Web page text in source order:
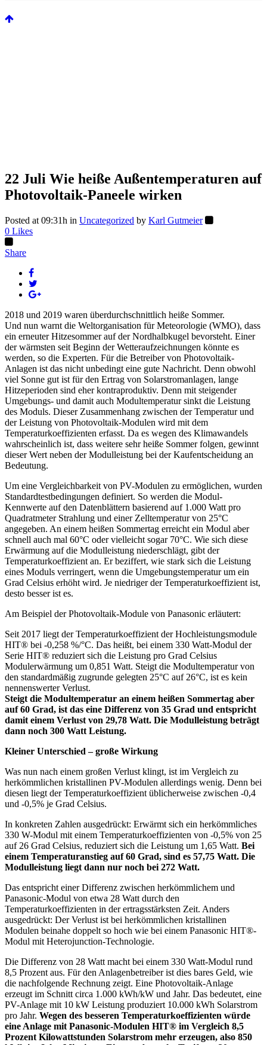
22 Juli Wie heiße Außentemperaturen auf
Photovoltaik-Paneele wirken
Posted at 09:31h in Uncategorized by Karl Gutmeier
0 Likes
Share
2018 und 2019 waren überdurchschnittlich heiße Sommer.
Und nun warnt die Weltorganisation für Meteorologie (WMO), dass
ein erneuter Hitzesommer auf der Nordhalbkugel bevorsteht. Einer
der wärmsten seit Beginn der Wetteraufzeichnungen könnte es
werden, so die Experten. Für die Betreiber von Photovoltaik-
Anlagen ist das nicht unbedingt eine gute Nachricht. Denn obwohl
viel Sonne gut ist für den Ertrag von Solarstromanlagen, lange
Hitzeperioden sind eher kontraproduktiv. Denn mit steigender
Umgebungs- und damit auch Modultemperatur sinkt die Leistung
des Moduls. Dieser Zusammenhang zwischen der Temperatur und
der Leistung von Photovoltaik-Modulen wird mit dem
Temperaturkoeffizienten erfasst. Da es wegen des Klimawandels
wahrscheinlich ist, dass weitere sehr heiße Sommer folgen, gewinnt
dieser Wert neben der Modulleistung bei der Kaufentscheidung an
Bedeutung.
Um eine Vergleichbarkeit von PV-Modulen zu ermöglichen, wurden
Standardtestbedingungen definiert. So werden die Modul-
Kennwerte auf den Datenblättern basierend auf 1.000 Watt pro
Quadratmeter Strahlung und einer Zelltemperatur von 25°C
angegeben. An einem heißen Sommertag erreicht ein Modul aber
schnell auch mal 60°C oder vielleicht sogar 70°C. Wie sich diese
Erwärmung auf die Modulleistung niederschlägt, gibt der
Temperaturkoeffizient an. Er beziffert, wie stark sich die Leistung
eines Moduls verringert, wenn die Umgebungstemperatur um ein
Grad Celsius erhöht wird. Je niedriger der Temperaturkoeffizient ist,
desto besser ist es.
Am Beispiel der Photovoltaik-Module von Panasonic erläutert:
Seit 2017 liegt der Temperaturkoeffizient der Hochleistungsmodule
HIT® bei -0,258 %/°C. Das heißt, bei einem 330 Watt-Modul der
Serie HIT® reduziert sich die Leistung pro Grad Celsius
Modulerwärmung um 0,851 Watt. Steigt die Modultemperatur von
den standardmäßig zugrunde gelegten 25°C auf 26°C, ist es kein
nennenswerter Verlust.
Steigt die Modultemperatur an einem heißen Sommertag aber
auf 60 Grad, ist das eine Differenz von 35 Grad und entspricht
damit einem Verlust von 29,78 Watt. Die Modulleistung beträgt
dann noch 300 Watt Leistung.
Kleiner Unterschied – große Wirkung
Was nun nach einem großen Verlust klingt, ist im Vergleich zu
herkömmlichen kristallinen PV-Modulen allerdings wenig. Denn bei
diesen liegt der Temperaturkoeffizient üblicherweise zwischen -0,4
und -0,5% je Grad Celsius.
In konkreten Zahlen ausgedrückt: Erwärmt sich ein herkömmliches
330 W-Modul mit einem Temperaturkoeffizienten von -0,5% von 25
auf 26 Grad Celsius, reduziert sich die Leistung um 1,65 Watt. Bei
einem Temperaturanstieg auf 60 Grad, sind es 57,75 Watt. Die
Modulleistung liegt dann nur noch bei 272 Watt.
Das entspricht einer Differenz zwischen herkömmlichem und
Panasonic-Modul von etwa 28 Watt durch den
Temperaturkoeffizienten in der ertragsstärksten Zeit. Anders
ausgedrückt: Der Verlust ist bei herkömmlichen kristallinen
Modulen beinahe doppelt so hoch wie bei einem Panasonic HIT®-
Modul mit Heterojunction-Technologie.
Die Differenz von 28 Watt macht bei einem 330 Watt-Modul rund
8,5 Prozent aus. Für den Anlagenbetreiber ist dies bares Geld, wie
die nachfolgende Rechnung zeigt. Eine Photovoltaik-Anlage
erzeugt im Schnitt circa 1.000 kWh/kW und Jahr. Das bedeutet, eine
PV-Anlage mit 10 kW Leistung produziert 10.000 kWh Solarstrom
pro Jahr. Wegen des besseren Temperaturkoeffizienten würde
eine Anlage mit Panasonic-Modulen HIT® im Vergleich 8,5
Prozent Kilowattstunden Solarstrom mehr erzeugen, also 850